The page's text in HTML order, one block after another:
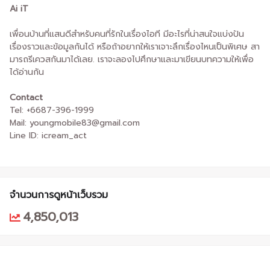
Ai iT
เพื่อนบ้านที่แสนดีสำหรับคนที่รักในเรื่องไอที มีอะไรที่น่าสนใจแบ่งปัน
เรื่องราวและข้อมูลกันได้ หรือถ้าอยากให้เราเจาะลึกเรื่องไหนเป็นพิเศษ สา
มารถรีเควสกันมาได้เลย. เราจะลองไปศึกษาและมาเขียนบทความให้เพื่อ
ได้อ่านกัน
Contact
Tel: +6687-396-1999
Mail: youngmobile83@gmail.com
Line ID: icream_act
จำนวนการดูหน้าเว็บรวม
4,850,013